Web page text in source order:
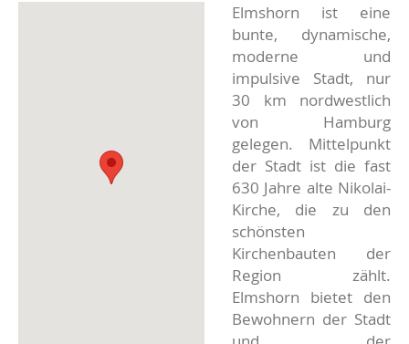
Elmshorn ist eine
bunte, dynamische,
moderne und
impulsive Stadt, nur
30 km nordwestlich
von Hamburg
gelegen. Mittelpunkt
der Stadt ist die fast
630 Jahre alte Nikolai-
Kirche, die zu den
schönsten
Kirchenbauten der
Region zählt.
Elmshorn bietet den
Bewohnern der Stadt